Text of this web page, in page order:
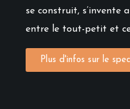
se construit, s’invente
entre le tout-petit et
Plus d'infos sur le